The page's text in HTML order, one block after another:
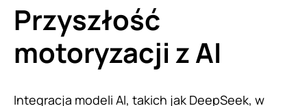
Przyszłość
motoryzacji z AI
Integracja modeli AI, takich jak DeepSeek, w